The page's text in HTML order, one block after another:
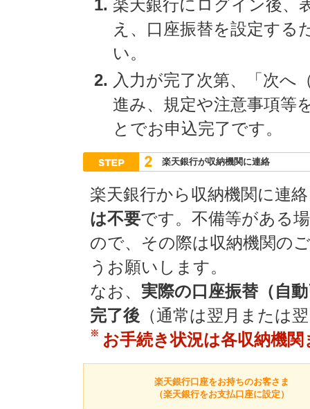
楽天銀行にログイン後、
え、口座振替を設定する
い。
入力が完了次第、「次へ
進み、規定や注意事項等
とでお申込完了です。
楽天銀行が収納機関に連絡
楽天銀行から収納機関に連
は不要です。不備等がある
ので、その際は収納機関の
うお願いします。
なお、 実際の口座振替（自
完了後 （通常は翌月または
※ お手続き状況は各収納機
楽天銀行口座をお持ちのお客さま
（楽天銀行をお支払口座に設定）